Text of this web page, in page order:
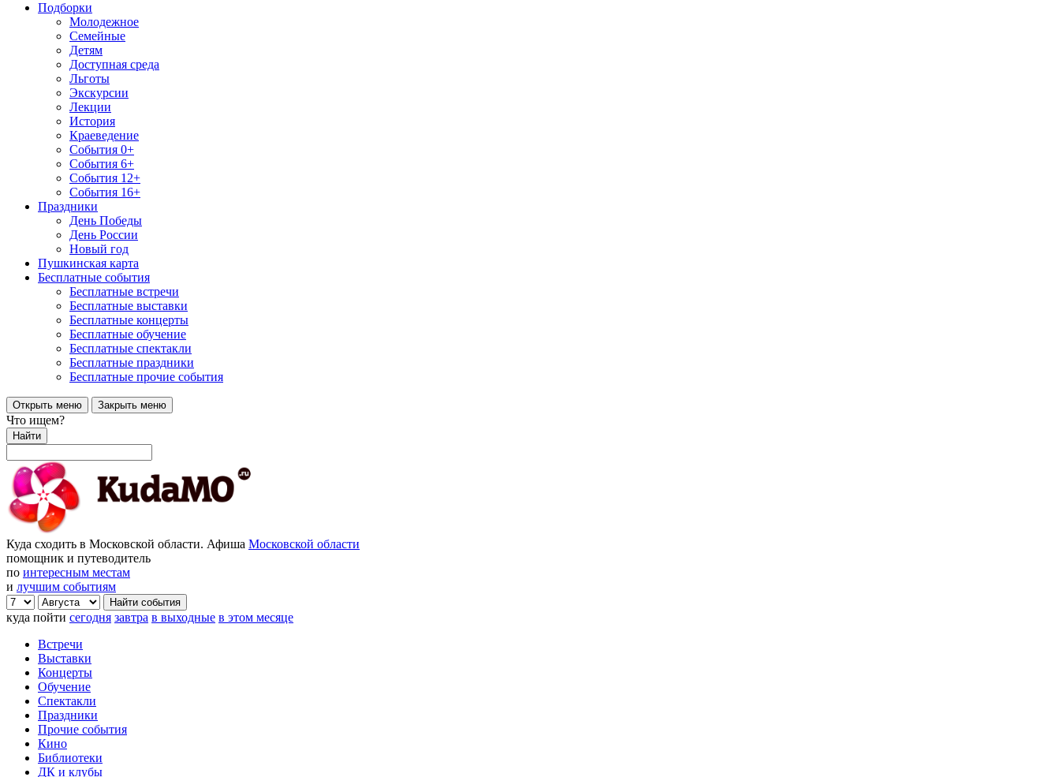
Подборки
Молодежное
Семейные
Детям
Доступная среда
Льготы
Экскурсии
Лекции
История
Краеведение
События 0+
События 6+
События 12+
События 16+
Праздники
День Победы
День России
Новый год
Пушкинская карта
Бесплатные события
Бесплатные встречи
Бесплатные выставки
Бесплатные концерты
Бесплатные обучение
Бесплатные спектакли
Бесплатные праздники
Бесплатные прочие события
Открыть меню Закрыть меню
Что ищем?
Найти
Куда сходить в Московской области. Афиша Московской области
помощник и путеводитель
по интересным местам
и лучшим событиям
куда пойти сегодня завтра в выходные в этом месяце
Встречи
Выставки
Концерты
Обучение
Спектакли
Праздники
Прочие события
Кино
Библиотеки
ДК и клубы